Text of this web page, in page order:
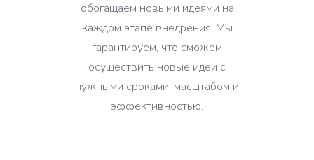
обогащаем новыми идеями на
каждом этапе внедрения. Мы
гарантируем, что сможем
осуществить новые идеи с
нужными сроками, масштабом и
эффективностью.